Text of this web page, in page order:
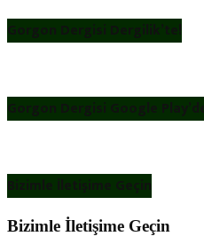
Gorgon Dergisi Dergilik’te!
Gorgon Dergisi Google Play’de
Bizimle İletişime Geçin
Bizimle İletişime Geçin